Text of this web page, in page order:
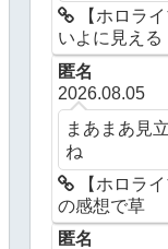
【ホロラ
いよに見える
匿名
2026.08.05
まあまあ見
ね
【ホロラ
の感想で草
匿名